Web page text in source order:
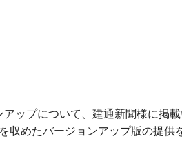
ップについて、建通新聞様に掲載
めたバージョンアップ版の提供